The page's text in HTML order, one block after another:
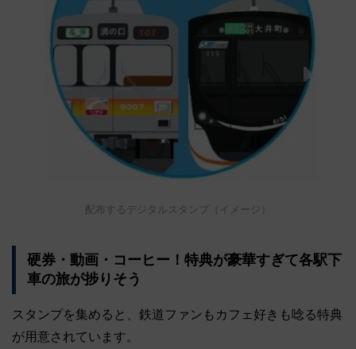
配布するデジタルスタンプ（イメージ）
硬券・動画・コーヒー！特典が豪華すぎて各駅下
車の旅が捗りそう
スタンプを集めると、鉄道ファンもカフェ好きも唸る特典
が用意されています。